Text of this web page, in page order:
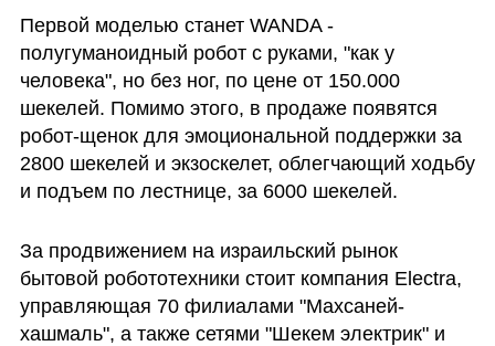
Первой моделью станет WANDA -
полугуманоидный робот с руками, "как у
человека", но без ног, по цене от 150.000
шекелей. Помимо этого, в продаже появятся
робот-щенок для эмоциональной поддержки за
2800 шекелей и экзоскелет, облегчающий ходьбу
и подъем по лестнице, за 6000 шекелей.
За продвижением на израильский рынок
бытовой робототехники стоит компания Electra,
управляющая 70 филиалами "Махсаней-
хашмаль", а также сетями "Шекем электрик" и